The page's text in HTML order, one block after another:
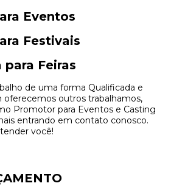
Eventos
Festivais
Feiras
de uma forma Qualificada e
outros trabalhamos,
Promotor para Eventos e Casting
entrando em contato conosco.
você!